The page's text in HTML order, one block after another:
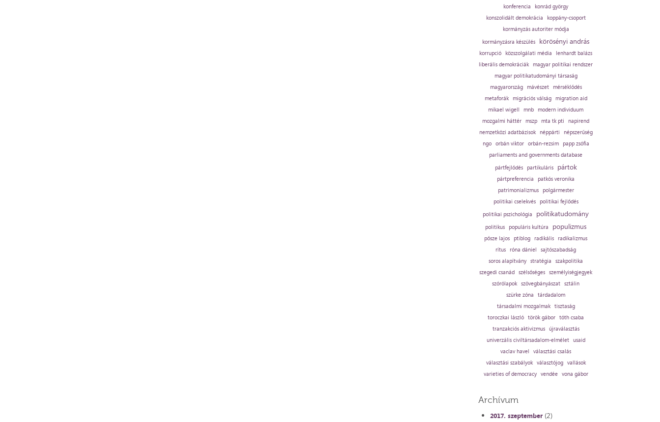
konferencia
konrád györgy
konszolidált demokrácia
koppány-csoport
kormányzás autoriter módja
kormányzásra készülés
körösényi andrás
korrupció közszolgálati média
lenhardt balázs
liberális demokráciák
magyar politikai rendszer
magyar politikatudományi társaság
magyarország
mávészet
mérséklődés
metaforák
migrációs válság
migration aid
mikael wigell
mnb
modern individuum
mozgalmi háttér
mszp mta tk pti
napirend
nemzetközi adatbázisok
néppárti
népszerűség
ngo orbán viktor orbán-rezsim
papp zsófia
parliaments and governments database
pártfejlődés
partikuláris pártok
pártpreferencia
patkós veronika
patrimonializmus
polgármester
politikai cselekvés
politikai fejlődés
politikai pszichológia
politikatudomány
politikus populáris kultúra populizmus
pősze lajos ptiblog radikális
radikalizmus
rítus
róna dániel
sajtószabadság
soros alapítvány stratégia
szakpolitika
szegedi csanád szélsőséges személyiségjegyek
szórólapok szövegbányászat sztálin
szürke zóna
tárdadalom
társadalmi mozgalmak tisztaság
toroczkai lászló török gábor tóth csaba
tranzakciós aktivizmus újraválasztás
univerzális civiltársadalom-elmélet usaid
vaclav havel
választási csalás
választási szabályok választójog vallások
varieties of democracy vendée vona gábor
Archívum
2017. szeptember (2)